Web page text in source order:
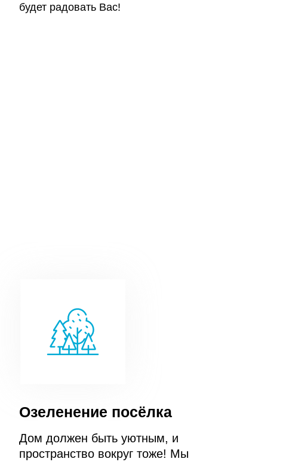
будет радовать Вас!
Озеленение посёлка
Дом должен быть уютным, и
пространство вокруг тоже! Мы